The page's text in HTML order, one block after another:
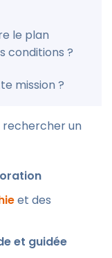
le plan
conditions ?
mission ?
rechercher un
et des
et guidée